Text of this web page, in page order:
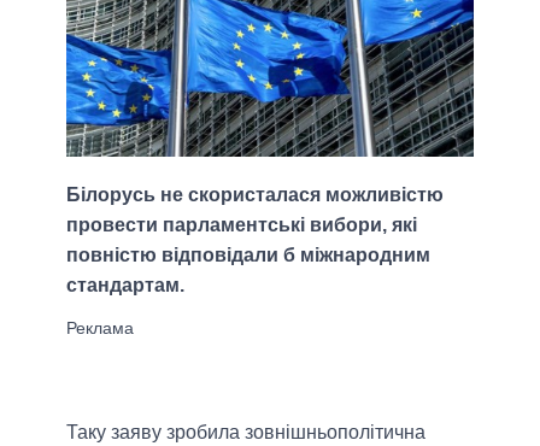
Білорусь не скористалася можливістю
провести парламентські вибори, які
повністю відповідали б міжнародним
стандартам.
Таку заяву зробила зовнішньополітична